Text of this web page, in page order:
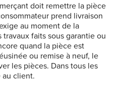
doit remettre la pièce
prend livraison
au moment de la
faits sous garantie ou
quand la pièce est
ou remise à neuf, le
les pièces. Dans tous les
au client.